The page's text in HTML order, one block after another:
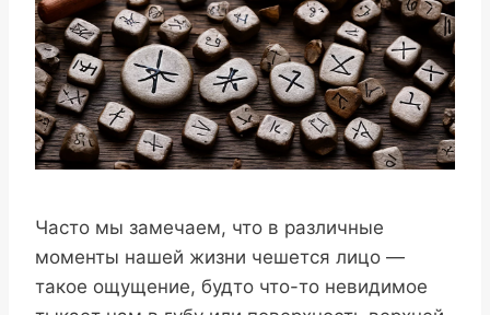
Часто мы замечаем, что в различные
моменты нашей жизни чешется лицо —
такое ощущение, будто что-то невидимое